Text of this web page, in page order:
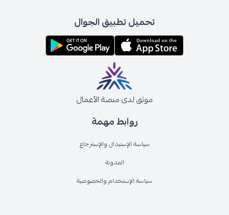
روابط مهمة
سياسة الإستبدال والإسترجاع
المدونة
سياسة الإستخدام والخصوصية
تحميل تطبيق الجوال
موثق لدى منصة الأعمال